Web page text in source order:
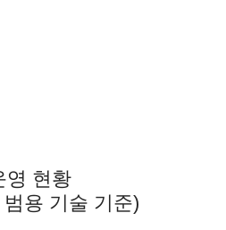
영 현황
용 기술 기준)